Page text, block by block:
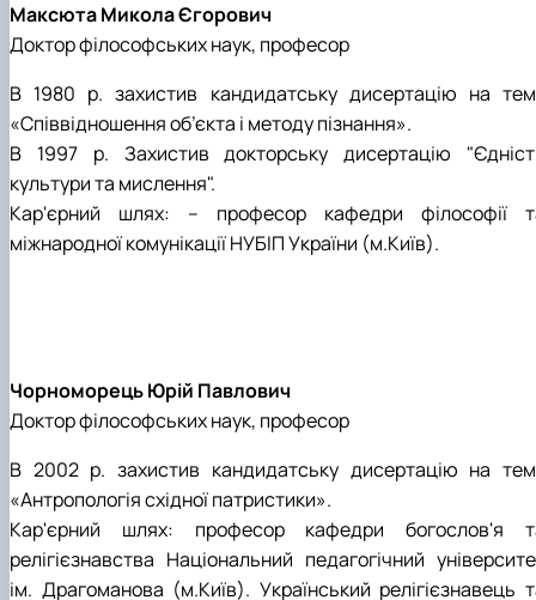
Максюта Микола Єгорович
Доктор філософських наук, професор
В 1980 р. захистив кандидатську дисертацію на
«Співвідношення об’єкта і методу пізнання».
В 1997 р. Захистив докторську дисертацію
культури та мислення".
Кар'єрний шлях: – професор кафедри філософії
міжнародної комунікації НУБІП України (м.Київ).
Чорноморець Юрій Павлович
Доктор філософських наук, професор
В 2002 р. захистив кандидатську дисертацію на
«Антропологія східної патристики».
Кар'єрний шлях: професор кафедри богослов'я
релігієзнавства Національний педагогічний
ім. Драгоманова (м.Київ). Український релігієзнавець